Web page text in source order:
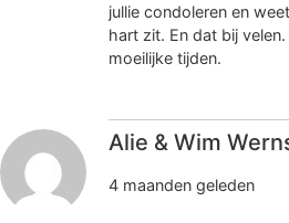
jullie condoleren en
hart zit. En dat bij
moeilijke tijden.
Alie & Wim
4 maanden geleden